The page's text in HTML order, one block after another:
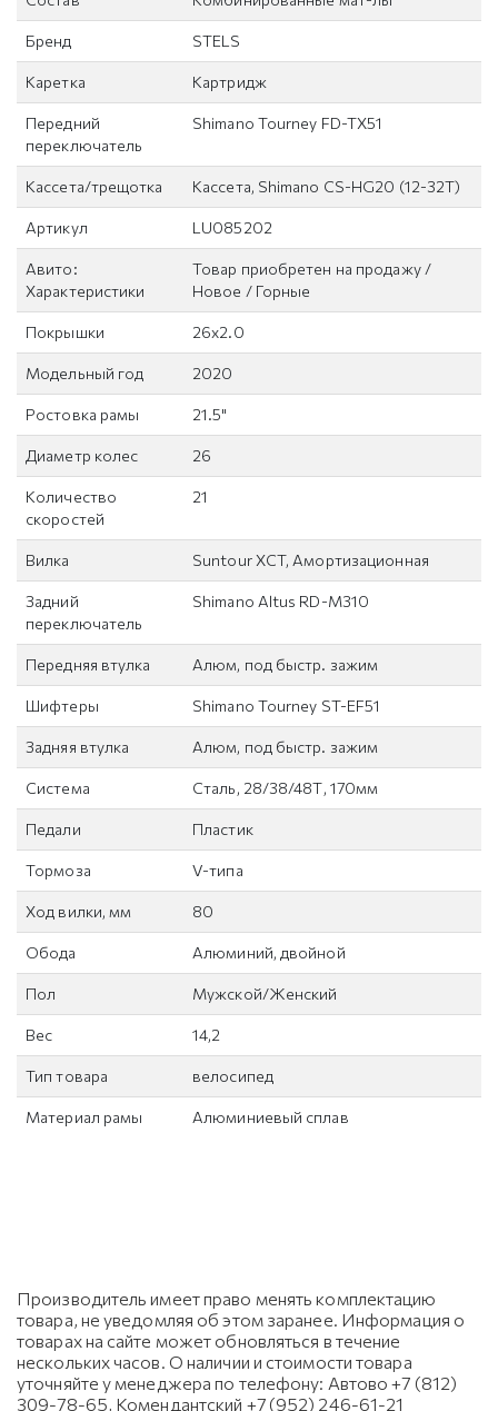
Бренд STELS
Каретка Картридж
Передний
переключатель
Shimano Tourney FD-TX51
Кассета/трещотка Кассета, Shimano CS-HG20 (12-32T)
Артикул LU085202
Авито:
Характеристики
Товар приобретен на продажу /
Новое / Горные
Покрышки 26x2.0
Модельный год 2020
Ростовка рамы 21.5"
Диаметр колес 26
Количество
скоростей
21
Вилка Suntour XCT, Амортизационная
Задний
переключатель
Shimano Altus RD-M310
Передняя втулка Алюм, под быстр. зажим
Шифтеры Shimano Tourney ST-EF51
Задняя втулка Алюм, под быстр. зажим
Система Сталь, 28/38/48Т, 170мм
Педали Пластик
Тормоза V-типа
Ход вилки, мм 80
Обода Алюминий, двойной
Пол Мужской/Женский
Вес 14,2
Тип товара велосипед
Материал рамы Алюминиевый сплав
Производитель имеет право менять комплектацию
товара, не уведомляя об этом заранее. Информация о
товарах на сайте может обновляться в течение
нескольких часов. О наличии и стоимости товара
уточняйте у менеджера по телефону: Автово +7 (812)
309-78-65, Комендантский +7 (952) 246-61-21